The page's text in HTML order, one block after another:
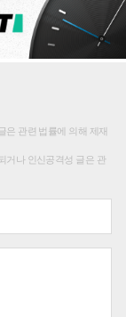
은 관련 법률에 의해 제재
거나 인신공격성 글은 관